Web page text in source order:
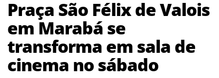
Praça São Félix de Valois
em Marabá se
transforma em sala de
cinema no sábado